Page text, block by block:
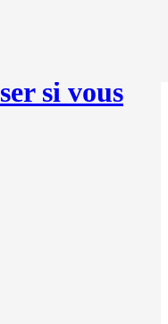
si vous